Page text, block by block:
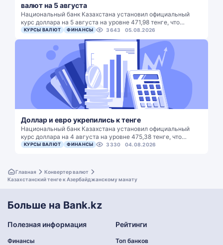
валют на 5 августа
Национальный банк Казахстана установил официальный
курс доллара на 5 августа на уровне 471,98 тенге, что…
КУРСЫ ВАЛЮТ ФИНАНСЫ 3643 05.08.2026
Доллар и евро укрепились к тенге
Национальный банк Казахстана установил официальный
курс доллара на 4 августа на уровне 475,38 тенге, что…
КУРСЫ ВАЛЮТ ФИНАНСЫ 3330 04.08.2026
Главная
Конвертер валют
Казахстанский тенге к Азербайджанскому манату
Больше на Bank.kz
Полезная информация
Финансы
Рейтинги
Топ банков